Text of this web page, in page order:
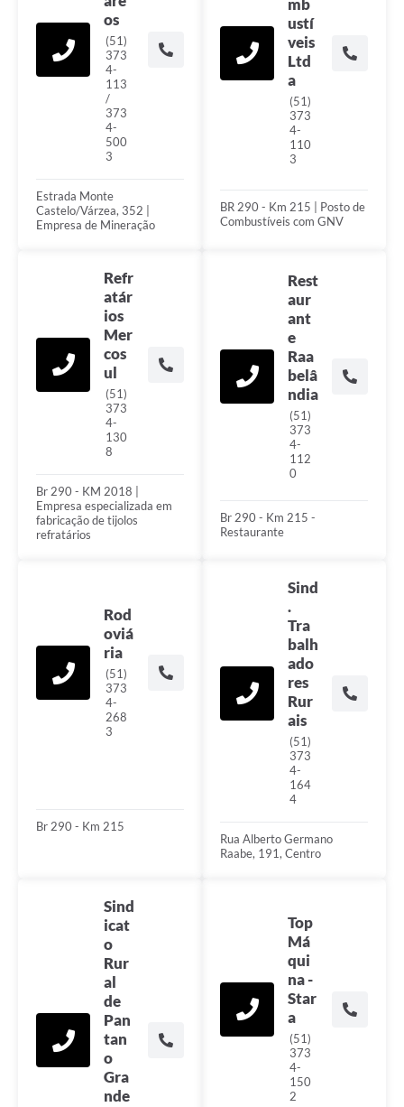
os
(51)
373
4-
113
/
373
4-
500
3
Estrada Monte
Castelo/Várzea, 352 |
Empresa de Mineração
mb
ustí
veis
Ltd
a
(51)
373
4-
110
3
BR 290 - Km 215 | Posto de
Combustíveis com GNV
Refr
atár
ios
Mer
cos
ul
(51)
373
4-
130
8
Br 290 - KM 2018 |
Empresa especializada em
fabricação de tijolos
refratários
Rest
aur
ant
e
Raa
belâ
ndia
(51)
373
4-
112
0
Br 290 - Km 215 -
Restaurante
Rod
oviá
ria
(51)
373
4-
268
3
Br 290 - Km 215
Sind
.
Tra
balh
ado
res
Rur
ais
(51)
373
4-
164
4
Rua Alberto Germano
Raabe, 191, Centro
Sind
icat
o
Rur
al
de
Pan
tan
o
Gra
nde
Top
Má
qui
na -
Star
a
(51)
373
4-
150
2